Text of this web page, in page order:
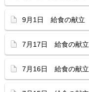
9月1日 給食の献立
7月17日 給食の献立
7月16日 給食の献立